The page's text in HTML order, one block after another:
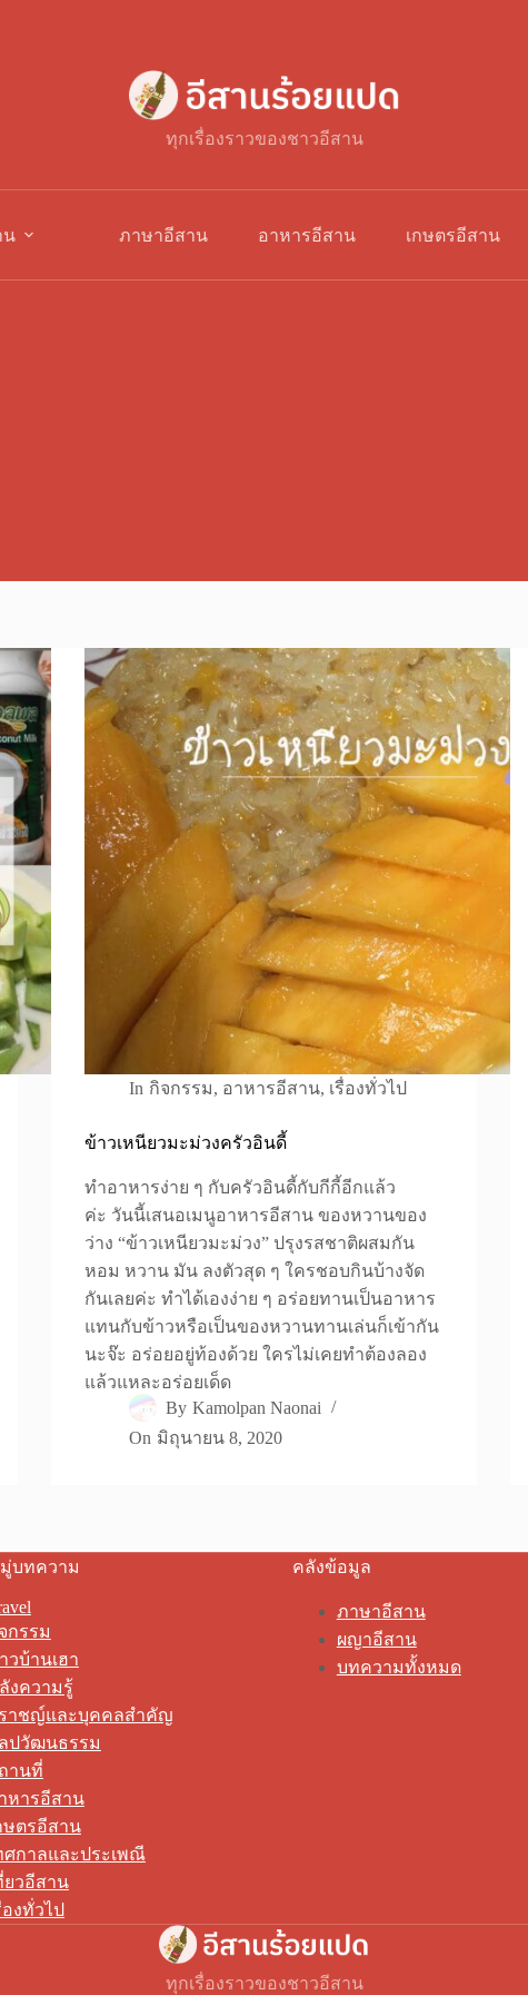
ทุกเรื่องราวของชาวอีสาน
น ภาษาอีสาน อาหารอีสาน เกษตรอีสาน
In กิจกรรม, อาหารอีสาน, เรื่องทั่วไป
ข้าวเหนียวมะม่วงครัวอินดี้
ทำอาหารง่าย ๆ กับครัวอินดี้กับกีกี้อีกแล้ว
ค่ะ วันนี้เสนอเมนูอาหารอีสาน ของหวานของ
ว่าง “ข้าวเหนียวมะม่วง” ปรุงรสชาติผสมกัน
หอม หวาน มัน ลงตัวสุด ๆ ใครชอบกินบ้างจัด
กันเลยค่ะ ทำได้เองง่าย ๆ อร่อยทานเป็นอาหาร
แทนกับข้าวหรือเป็นของหวานทานเล่นก็เข้ากัน
นะจ๊ะ อร่อยอยู่ท้องด้วย ใครไม่เคยทำต้องลอง
แล้วแหละอร่อยเด็ด
By Kamolpan Naonai
On มิถุนายน 8, 2020
บทความ
กรรม
วบ้านเฮา
งความรู้
าชญ์และบุคคลสำคัญ
ปวัฒนธรรม
านที่
หารอีสาน
ษตรอีสาน
ศกาลและประเพณี
ยวอีสาน
องทั่วไป
คลังข้อมูล
ภาษาอีสาน
ผญาอีสาน
บทความทั้งหมด
ทุกเรื่องราวของชาวอีสาน